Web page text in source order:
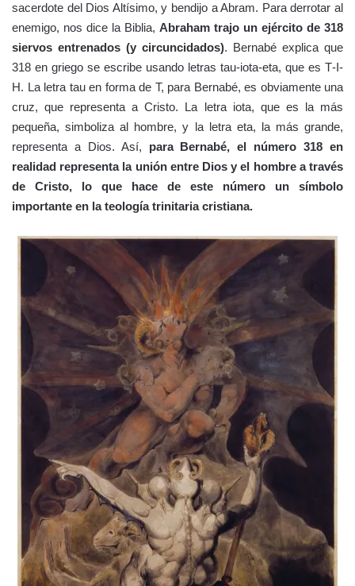
sacerdote del Dios Altísimo, y bendijo a Abram. Para derrotar al
enemigo, nos dice la Biblia, Abraham trajo un ejército de 318
siervos entrenados (y circuncidados). Bernabé explica que
318 en griego se escribe usando letras tau-iota-eta, que es Τ-Ι-
Η. La letra tau en forma de T, para Bernabé, es obviamente una
cruz, que representa a Cristo. La letra iota, que es la más
pequeña, simboliza al hombre, y la letra eta, la más grande,
representa a Dios. Así, para Bernabé, el número 318 en
realidad representa la unión entre Dios y el hombre a través
de Cristo, lo que hace de este número un símbolo
importante en la teología trinitaria cristiana.